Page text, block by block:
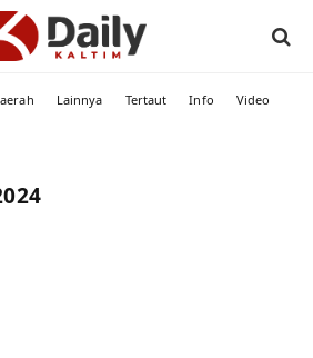
Lainnya Tertaut Info Video